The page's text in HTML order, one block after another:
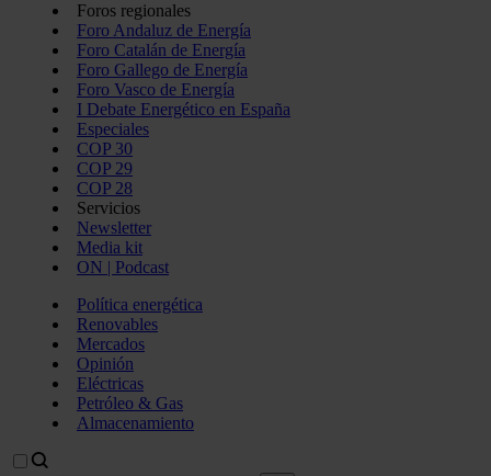
Foros regionales
Foro Andaluz de Energía
Foro Catalán de Energía
Foro Gallego de Energía
Foro Vasco de Energía
I Debate Energético en España
Especiales
COP 30
COP 29
COP 28
Servicios
Newsletter
Media kit
ON | Podcast
Política energética
Renovables
Mercados
Opinión
Eléctricas
Petróleo & Gas
Almacenamiento